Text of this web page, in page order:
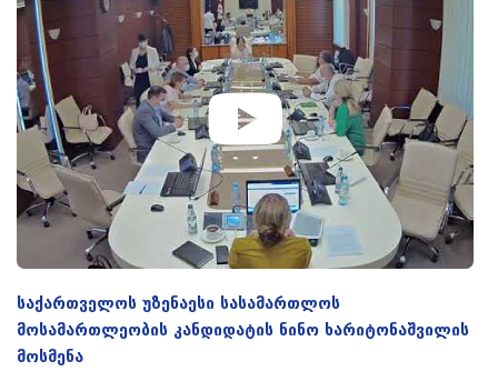
საქართველოს უზენაესი სასამართლოს
მოსამართლეობის კანდიდატის ნინო ხარიტონაშვილის
მოსმენა